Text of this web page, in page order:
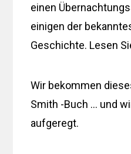
einen
einigen der
Geschichte. Lesen
Wir bekommen
Smith -Buch … und
aufgeregt.